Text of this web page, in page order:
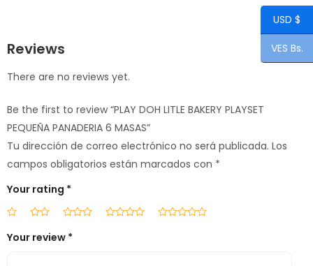
Reviews
There are no reviews yet.
Be the first to review “PLAY DOH LITLE BAKERY PLAYSET
PEQUEÑA PANADERIA 6 MASAS”
Tu dirección de correo electrónico no será publicada. Los
campos obligatorios están marcados con *
Your rating *
Your review *
USD $
VES Bs.